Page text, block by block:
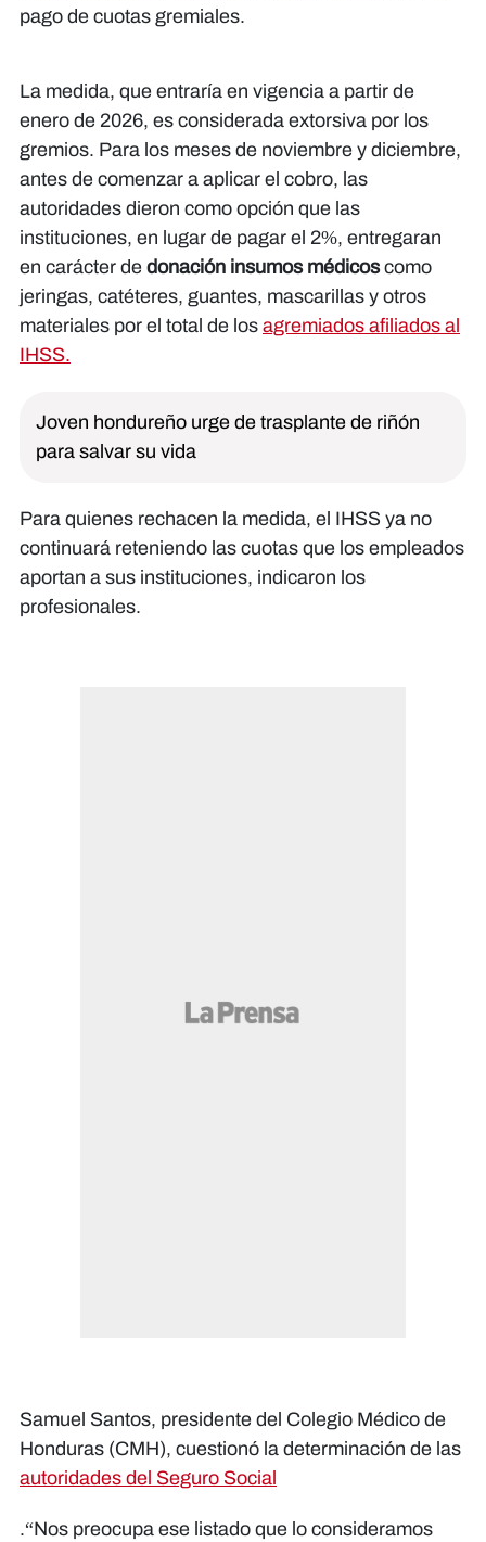
pago de cuotas gremiales.
La medida, que entraría en vigencia a partir de
enero de 2026, es considerada extorsiva por los
gremios. Para los meses de noviembre y diciembre,
antes de comenzar a aplicar el cobro, las
autoridades dieron como opción que las
instituciones, en lugar de pagar el 2%, entregaran
en carácter de donación insumos médicoscomo
jeringas, catéteres, guantes, mascarillas y otros
materiales por el total de los agremiados afiliados al
IHSS.
Joven hondureño urge de trasplante de riñón
para salvar su vida
Para quienes rechacen la medida, el IHSS ya no
continuará reteniendo las cuotas que los empleados
aportan a sus instituciones, indicaron los
profesionales.
Samuel Santos, presidente del Colegio Médico de
Honduras (CMH), cuestionó la determinación de las
autoridades del Seguro Social
.“Nos preocupa ese listado que lo consideramos